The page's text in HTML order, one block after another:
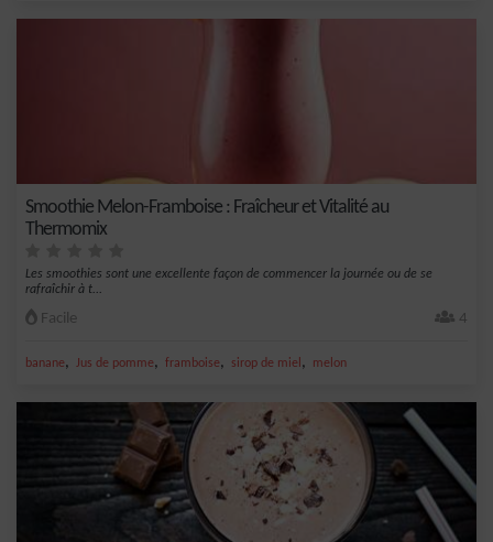
Smoothie Melon-Framboise : Fraîcheur et Vitalité au
Thermomix
Les smoothies sont une excellente façon de commencer la journée ou de se
rafraîchir à t...
Facile 4
banane, Jus de pomme, framboise, sirop de miel , melon